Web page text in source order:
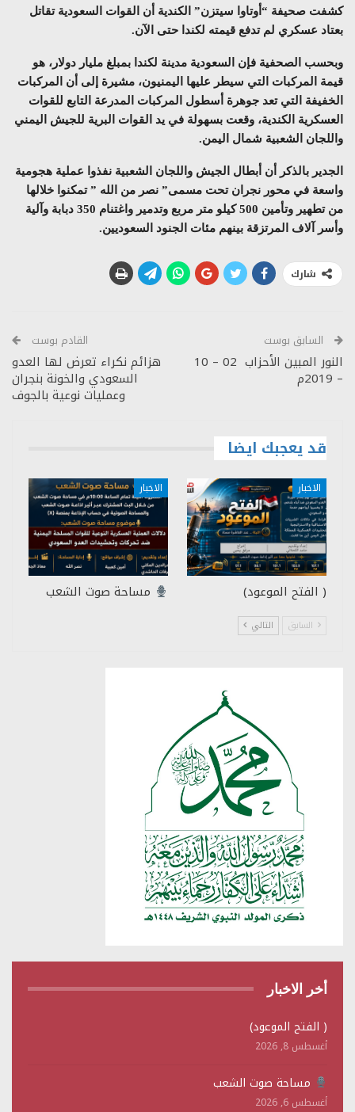
كشفت صحيفة “أوتاوا سيتزن” الكندية أن القوات السعودية تقاتل
بعتاد عسكري لم تدفع قيمته لكندا حتى الآن.
وبحسب الصحفية فإن السعودية مدينة لكندا بمبلغ مليار دولار، هو
قيمة المركبات التي سيطر عليها اليمنيون، مشيرة إلى أن المركبات
الخفيفة التي تعد جوهرة أسطول المركبات المدرعة التابع للقوات
العسكرية الكندية، وقعت بسهولة في يد القوات البرية للجيش اليمني
واللجان الشعبية شمال اليمن.
الجدير بالذكر أن أبطال الجيش واللجان الشعبية نفذوا عملية هجومية
واسعة في محور نجران تحت مسمى” نصر من الله ” تمكنوا خلالها
من تطهير وتأمين 500 كيلو متر مربع وتدمير واغتنام 350 دبابة وآلية
وأسر آلاف المرتزقة بينهم مئات الجنود السعوديين.
شارك
السابق بوست
النور المبين الأحزاب 02 – 10
– 2019م
القادم بوست
هزائم نكراء تعرض لها العدو
السعودي والخونة بنجران
وعمليات نوعية بالجوف
قد يعجبك ايضا
الاخبار
( الفتح الموعود)
الاخبار
مساحة صوت الشعب
السابق التالي
أخر الاخبار
( الفتح الموعود)
أغسطس 8, 2026
مساحة صوت الشعب
أغسطس 6, 2026